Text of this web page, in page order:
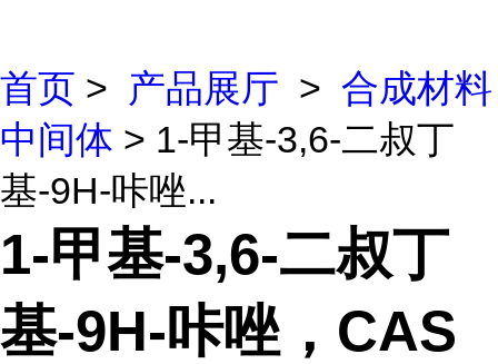
首页 > 产品展厅 > 合成材料
中间体 > 1-甲基-3,6-二叔丁
基-9H-咔唑...
1-甲基-3,6-二叔丁
基-9H-咔唑，CAS